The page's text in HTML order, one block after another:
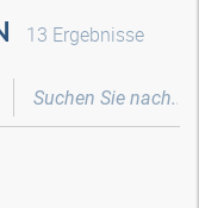
13 Ergebnisse